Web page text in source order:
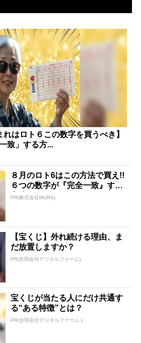
れはロト６この数字を買うべき】
致」する方...
８月のロト6はこの方法で買え!!
６つの数字が『完全一致』する
方法
PR(株式会社MURA)
【宝くじ】外れ続ける理由、ま
だ放置しますか？
PR(合同会社デジタルファーム)
宝くじが当たる人にだけ共通す
る“ある特徴”とは？
PR(合同会社デジタルファーム )